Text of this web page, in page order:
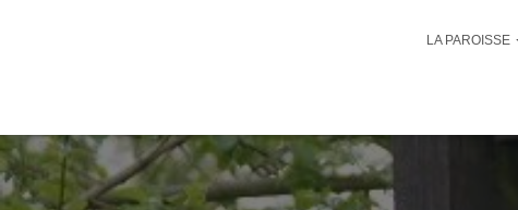
LA PAROISSE